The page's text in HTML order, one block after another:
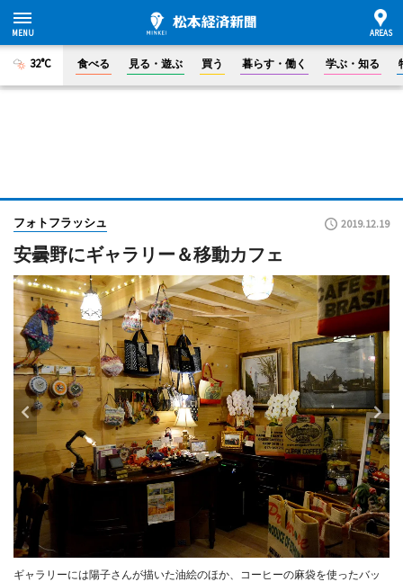
32°C 食べる 見る・遊ぶ 買う 暮らす・働く 学ぶ・知る
フォトフラッシュ 2019.12.19
安曇野にギャラリー＆移動カフェ
ギャラリーには陽子さんが描いた油絵のほか、コーヒーの麻袋を使ったバッ